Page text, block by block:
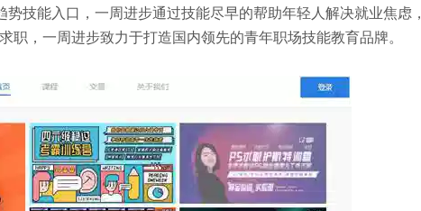
势技能入口，一周进步通过技能尽早的帮助年轻人解决就业焦虑，
，一周进步致力于打造国内领先的青年职场技能教育品牌。